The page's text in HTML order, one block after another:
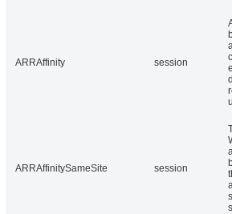
ARRAffinity session
ARRAffinitySameSite session